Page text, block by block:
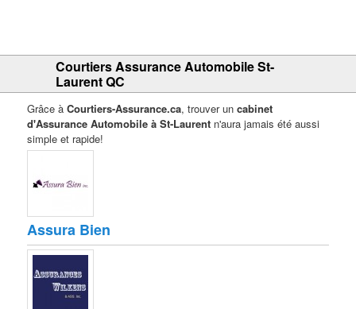
Courtiers Assurance Automobile St-
Laurent QC
Grâce àCourtiers-Assurance.ca, trouver uncabinet
d'Assurance Automobile à St-Laurent n'aura jamais été aussi
simple et rapide!
Assura Bien